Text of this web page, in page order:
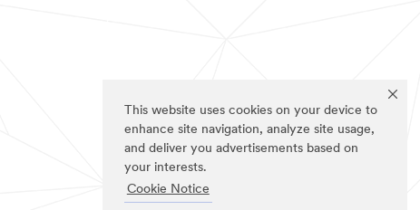
This website uses cookies on your device to
enhance site navigation, analyze site usage,
and deliver you advertisements based on
your interests.
Cookie Notice